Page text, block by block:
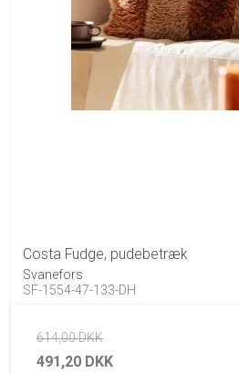
Costa Fudge, pudebetræk
Svanefors
SF-1554-47-133-DH
614,00 DKK
491,20 DKK